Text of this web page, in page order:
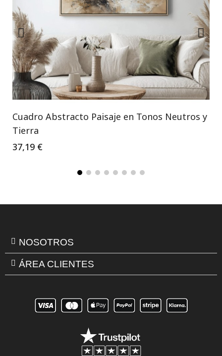
Cuadro Abstracto Paisaje en Tonos Neutros y
Tierra
37,19 €
NOSOTROS
ÁREA CLIENTES